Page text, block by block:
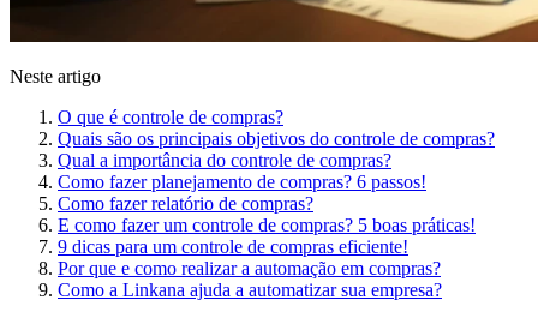
Neste artigo
O que é controle de compras?
Quais são os principais objetivos do controle de compras?
Qual a importância do controle de compras?
Como fazer planejamento de compras? 6 passos!
Como fazer relatório de compras?
E como fazer um controle de compras? 5 boas práticas!
9 dicas para um controle de compras eficiente!
Por que e como realizar a automação em compras?
Como a Linkana ajuda a automatizar sua empresa?